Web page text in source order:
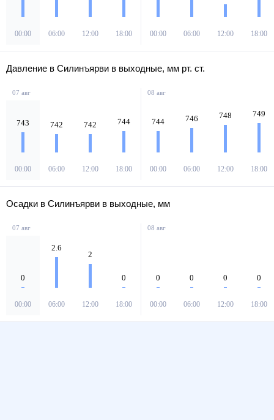
00:00 06:00 12:00 18:00 00:00 06:00 12:00 18:00
Давление в Силинъярви в выходные, мм рт. ст.
07 авг
743
00:00
742
06:00
742
12:00
744
18:00
08 авг
744
00:00
746
06:00
748
12:00
749
18:00
Осадки в Силинъярви в выходные, мм
07 авг
0
00:00
2.6
06:00
2
12:00
0
18:00
08 авг
0
00:00
0
06:00
0
12:00
0
18:00